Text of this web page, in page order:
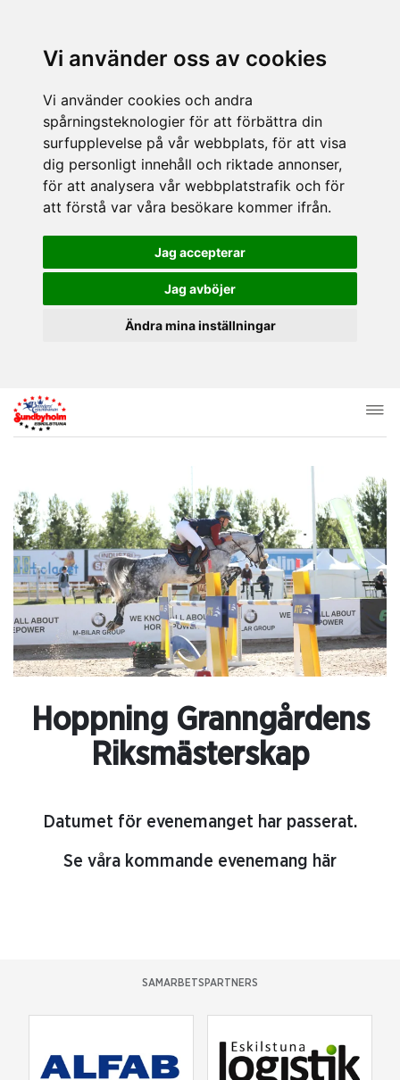
Vi använder oss av cookies
Vi använder cookies och andra
spårningsteknologier för att förbättra din
surfupplevelse på vår webbplats, för att visa
dig personligt innehåll och riktade annonser,
för att analysera vår webbplatstrafik och för
att förstå var våra besökare kommer ifrån.
Jag accepterar
Jag avböjer
Ändra mina inställningar
Hoppning Granngårdens
Riksmästerskap
Datumet för evenemanget har passerat.
Se våra kommande evenemang här
SAMARBETSPARTNERS